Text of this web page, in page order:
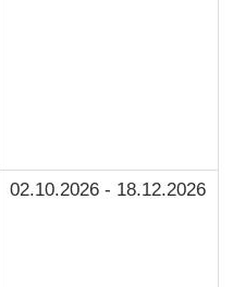
02.10.2026 - 18.12.2026